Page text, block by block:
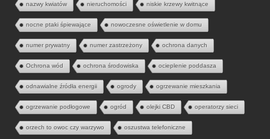
nazwy kwiatów nieruchomości niskie krzewy kwitnące
nocne ptaki śpiewające nowoczesne oświetlenie w domu
numer prywatny numer zastrzeżony ochrona danych
Ochrona wód ochrona środowiska ocieplenie poddasza
odnawialne źródła energii ogrody ogrzewanie mieszkania
ogrzewanie podłogowe ogród olejki CBD operatorzy sieci
orzech to owoc czy warzywo oszustwa telefoniczne